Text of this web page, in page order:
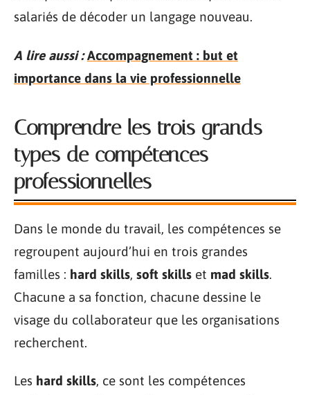
salariés de décoder un langage nouveau.
A lire aussi : Accompagnement : but et
importance dans la vie professionnelle
Comprendre les trois grands
types de compétences
professionnelles
Dans le monde du travail, les compétences se
regroupent aujourd’hui en trois grandes
familles : hard skills, soft skills et mad skills.
Chacune a sa fonction, chacune dessine le
visage du collaborateur que les organisations
recherchent.
Les hard skills, ce sont les compétences